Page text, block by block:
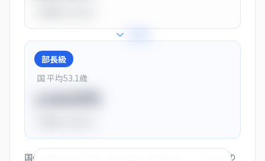
部長級
国 平均53.1歳
国の役職別賃金（部長・課長・係長・非役職者）と、この会社の